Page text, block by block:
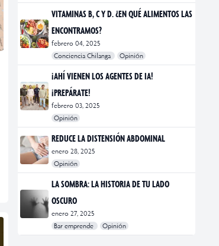
#exposiciones
#fotografía
VITAMINAS B, C Y D. ¿EN QUÉ ALIMENTOS LAS
ENCONTRAMOS?
febrero 04, 2025
Conciencia Chilanga
Opinión
#bienestar
#Opinión
#Principal
¡AHÍ VIENEN LOS AGENTES DE IA!
¡PREPÁRATE!
febrero 03, 2025
Opinión
#Bar Emprende
#Opinión
#Principal
REDUCE LA DISTENSIÓN ABDOMINAL
enero 28, 2025
Opinión
#bienestar
#Opinión
#Principal
#Salud
LA SOMBRA: LA HISTORIA DE TU LADO
OSCURO
enero 27, 2025
Bar emprende
Opinión
#Bar Emprende
#CDMX
#marketing